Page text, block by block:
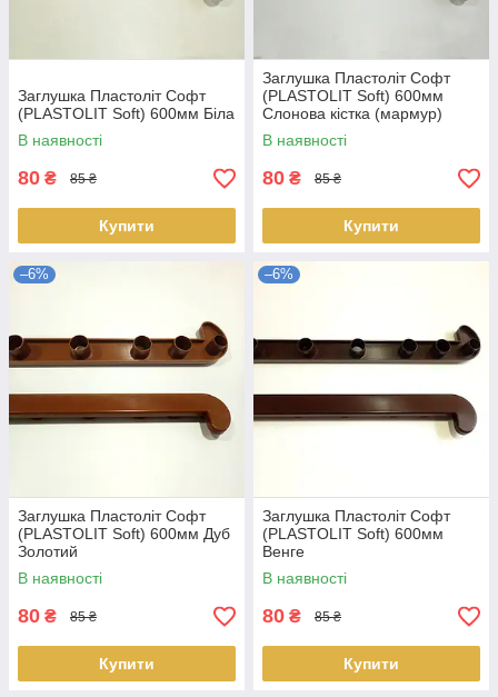
Заглушка Пластоліт Софт
(PLASTOLIT Soft) 600мм Біла
В наявності
80 ₴ 85 ₴
Купити
Заглушка Пластоліт Софт
(PLASTOLIT Soft) 600мм
Слонова кістка (мармур)
В наявності
80 ₴ 85 ₴
Купити
–6%
Заглушка Пластоліт Софт
(PLASTOLIT Soft) 600мм Дуб
Золотий
В наявності
80 ₴ 85 ₴
Купити
–6%
Заглушка Пластоліт Софт
(PLASTOLIT Soft) 600мм
Венге
В наявності
80 ₴ 85 ₴
Купити